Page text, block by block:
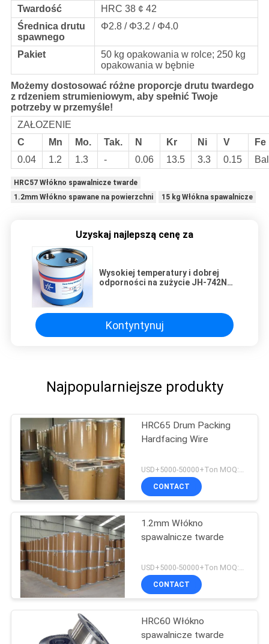
Twardość
HRC 38 ¢ 42
Średnica drutu
spawnego
Φ2.8 / Φ3.2 / Φ4.0
Pakiet
50 kg opakowania w rolce; 250 kg
opakowania w bębnie
Możemy dostosować różne proporcje drutu twardego
z rdzeniem strumieniowym, aby spełnić Twoje
potrzeby w przemyśle!
ZAŁOZENIE
C
Mn Mo. Tak. N Kr Ni V
Fe
0.04
1.2 1.3 - 0.06 13.5 3.3 0.15 Bal
HRC57 Włókno spawalnicze twarde
1.2mm Włókno spawane na powierzchni
15 kg Włókna spawalnicze
Uzyskaj najlepszą cenę za
Wysokiej temperatury i dobrej
odporności na zużycie JH-742N
Kontyntynuj
Najpopularniejsze produkty
HRC65 Drum Packing
Hardfacing Wire
USD+5000-50000+Ton MOQ:1 tona
CONTACT
1.2mm Włókno
spawalnicze twarde
CONTACT
HRC60 Włókno
spawalnicze twarde